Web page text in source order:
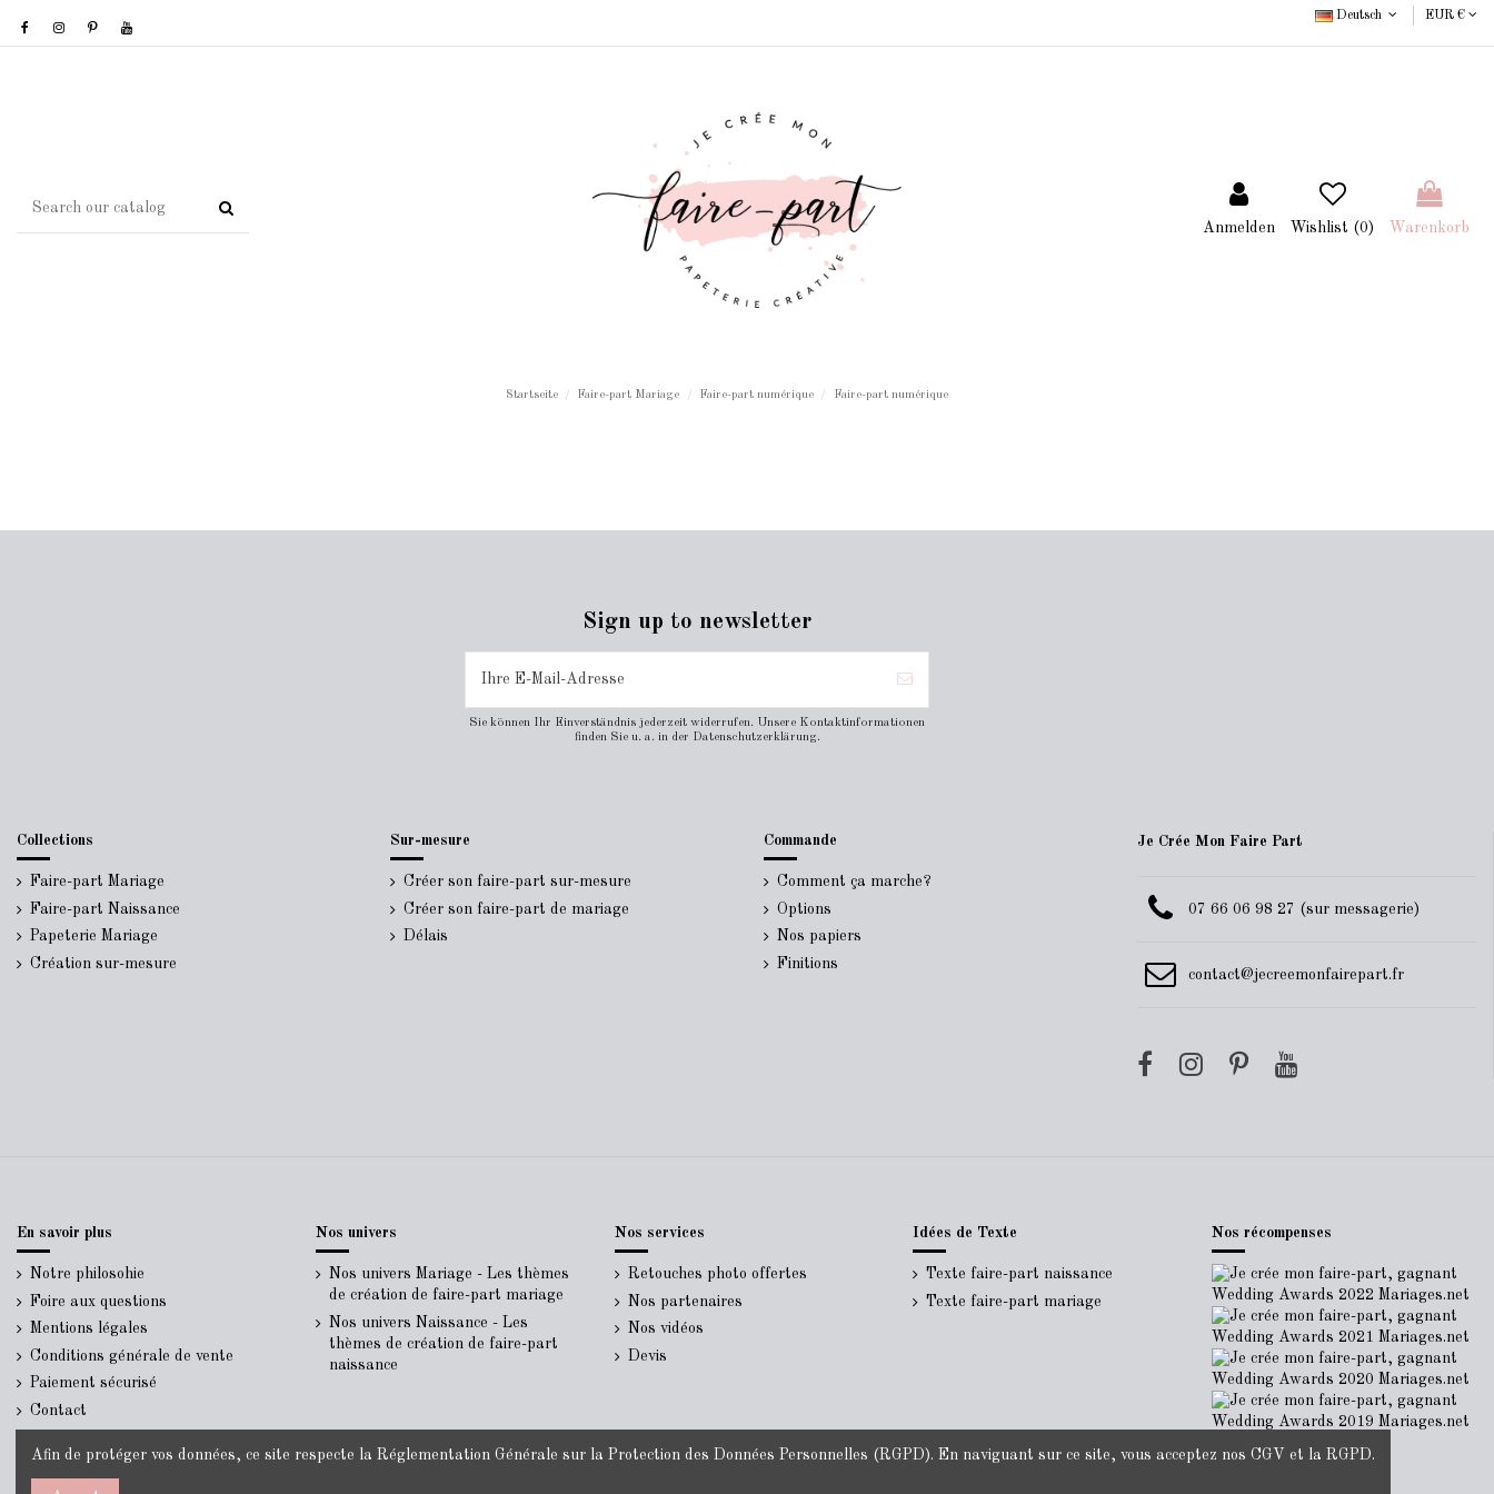
Deutsch EUR €
Anmelden Wishlist (0) Warenkorb
Startseite Faire-part Mariage Faire-part numérique Faire-part numérique
Sign up to newsletter
Sie können Ihr Einverständnis jederzeit widerrufen. Unsere Kontaktinformationen
finden Sie u. a. in der Datenschutzerklärung.
Collections
Faire-part Mariage
Faire-part Naissance
Papeterie Mariage
Création sur-mesure
Sur-mesure
Créer son faire-part sur-mesure
Créer son faire-part de mariage
Délais
Commande
Comment ça marche?
Options
Nos papiers
Finitions
Je Crée Mon Faire Part
07 66 06 98 27 (sur messagerie)
contact@jecreemonfairepart.fr
En savoir plus
Notre philosohie
Foire aux questions
Mentions légales
Conditions générale de vente
Paiement sécurisé
Contact
Nos univers
Nos univers Mariage - Les thèmes
de création de faire-part mariage
Nos univers Naissance - Les
thèmes de création de faire-part
naissance
Nos services
Retouches photo offertes
Nos partenaires
Nos vidéos
Devis
Idées de Texte
Texte faire-part naissance
Texte faire-part mariage
Nos récompenses
Afin de protéger vos données, ce site respecte la Réglementation Générale sur la Protection des Données Personnelles (RGPD). En naviguant sur ce site, vous acceptez nos CGV et la RGPD.